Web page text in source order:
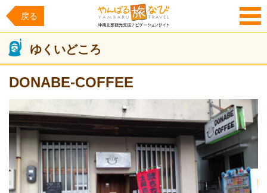
戻る
MENU
ゆくいどころ
DONABE-COFFEE